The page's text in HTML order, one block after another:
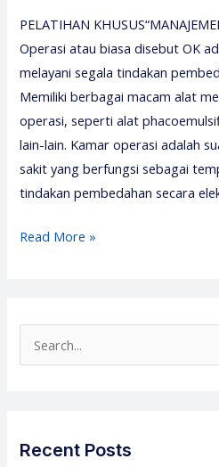
PELATIHAN
Operasi atau biasa disebut OK
melayani segala tindakan
Memiliki berbagai macam alat
operasi, seperti alat
lain-lain. Kamar operasi adalah
sakit yang berfungsi sebagai
tindakan pembedahan secara
Pelatihan
–
Media
Read More »
e
Recent Posts